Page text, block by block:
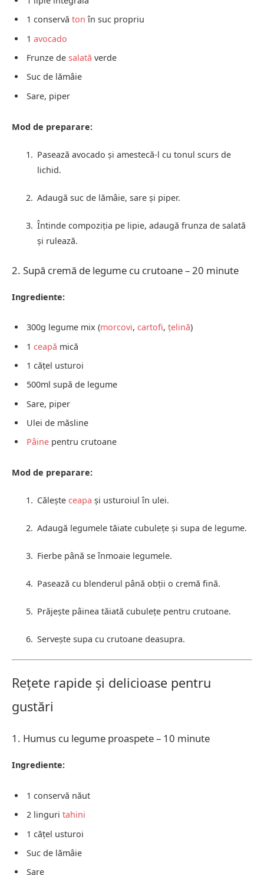
1 conservă ton în suc propriu
1 avocado
Frunze de salată verde
Suc de lămâie
Sare, piper
Mod de preparare:
Pasează avocado și amestecă-l cu tonul scurs de
lichid.
Adaugă suc de lămâie, sare și piper.
Întinde compoziția pe lipie, adaugă frunza de salată
și rulează.
2. Supă cremă de legume cu crutoane – 20 minute
Ingrediente:
300g legume mix (morcovi, cartofi, țelină)
1 ceapă mică
1 cățel usturoi
500ml supă de legume
Sare, piper
Ulei de măsline
Pâine pentru crutoane
Mod de preparare:
Călește ceapa și usturoiul în ulei.
Adaugă legumele tăiate cubulețe și supa de legume.
Fierbe până se înmoaie legumele.
Pasează cu blenderul până obții o cremă fină.
Prăjește pâinea tăiată cubulețe pentru crutoane.
Servește supa cu crutoane deasupra.
Rețete rapide și delicioase pentru
gustări
1. Humus cu legume proaspete – 10 minute
Ingrediente:
1 conservă năut
2 linguri tahini
1 cățel usturoi
Suc de lămâie
Sare